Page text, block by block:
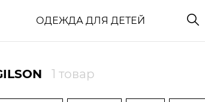
ОДЕЖДА ДЛЯ ДЕТЕЙ
1 товар